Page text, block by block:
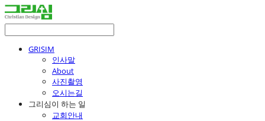
GRISIM
인사말
About
사진촬영
오시는길
그리심이 하는 일
교회안내